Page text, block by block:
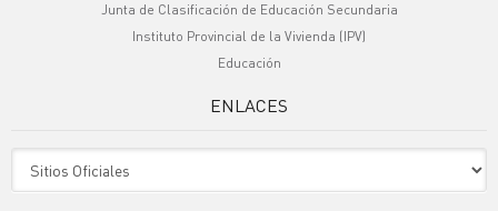
Junta de Clasificación de Educación Secundaria
Instituto Provincial de la Vivienda (IPV)
Educación
ENLACES